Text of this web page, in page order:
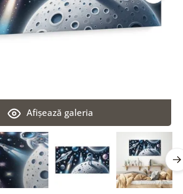
Afişează galeria